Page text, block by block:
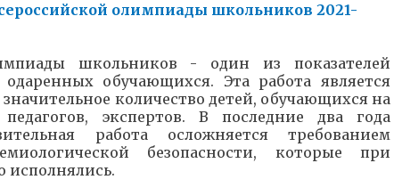
олимпиады школьников 2021-
школьников - один из показателей
обучающихся. Эта работа является
количество детей, обучающихся на
экспертов. В последние два года
работа осложняется требованием
безопасности, которые при
исполнялись.